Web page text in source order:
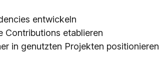
entwickeln
Contributions etablieren
in genutzten Projekten positionieren